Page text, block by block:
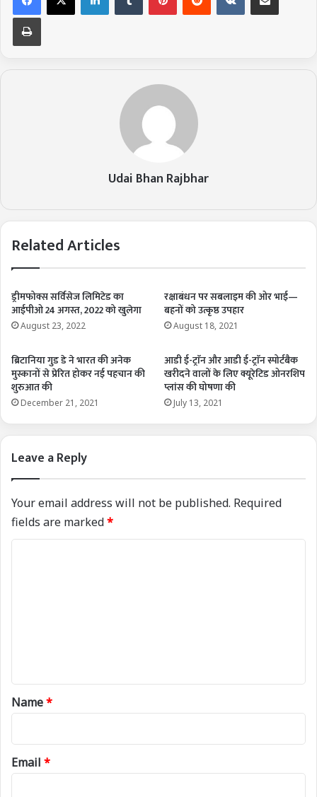
Udai Bhan Rajbhar
Related Articles
ड्रीमफोक्स सर्विसेज लिमिटेड का
आईपीओ 24 अगस्त, 2022 को खुलेगा
August 23, 2022
रक्षाबंधन पर सबलाइम की ओर भाई—
बहनों को उत्कृष्ठ उपहार
August 18, 2021
ब्रिटानिया गुड डे ने भारत की अनेक
मुस्कानों से प्रेरित होकर नई पहचान की
शुरुआत की
December 21, 2021
आडी ई-ट्राॅन और आडी ई-ट्राॅन स्पोर्टबैक
खरीदने वालों के लिए क्यूरेटिड ओनरशिप
प्लांस की घोषणा की
July 13, 2021
Leave a Reply
Your email address will not be published. Required
fields are marked*
*
Name*
Email *